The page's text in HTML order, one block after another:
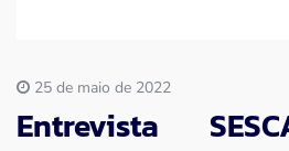
25 de maio de 2022
Entrevista